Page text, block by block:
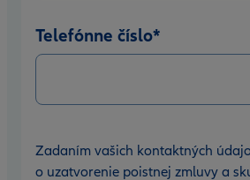
Telefónne číslo*
Zadaním vašich kontaktných
o uzatvorenie poistnej zmluvy a